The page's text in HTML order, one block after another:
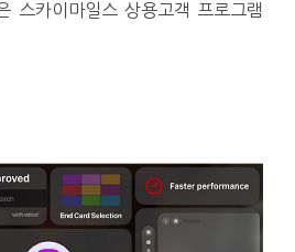
스카이마일스 상용고객 프로그램